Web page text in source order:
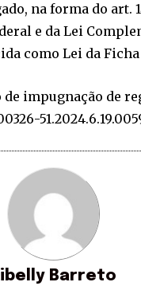
na forma do art.
e da Lei
como Lei da
de impugnação de
Barreto